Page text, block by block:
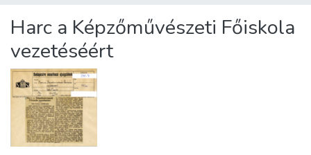
About us
Harc a Képzőművészeti Főiskola
vezetéséért